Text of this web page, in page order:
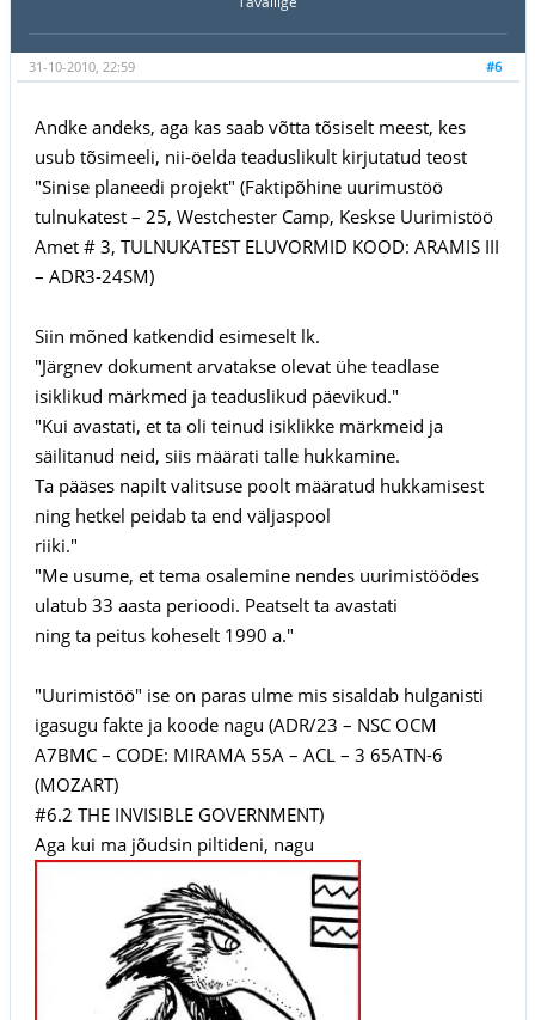
#6
31-10-2010, 22:59
Andke andeks, aga kas saab võtta tõsiselt meest, kes
usub tõsimeeli, nii-öelda teaduslikult kirjutatud teost
"Sinise planeedi projekt" (Faktipõhine uurimustöö
tulnukatest – 25, Westchester Camp, Keskse Uurimistöö
Amet # 3, TULNUKATEST ELUVORMID KOOD: ARAMIS III
– ADR3-24SM)
Siin mõned katkendid esimeselt lk.
"Järgnev dokument arvatakse olevat ühe teadlase
isiklikud märkmed ja teaduslikud päevikud."
"Kui avastati, et ta oli teinud isiklikke märkmeid ja
säilitanud neid, siis määrati talle hukkamine.
Ta pääses napilt valitsuse poolt määratud hukkamisest
ning hetkel peidab ta end väljaspool
riiki."
"Me usume, et tema osalemine nendes uurimistöödes
ulatub 33 aasta perioodi. Peatselt ta avastati
ning ta peitus koheselt 1990 a."
"Uurimistöö" ise on paras ulme mis sisaldab hulganisti
igasugu fakte ja koode nagu (ADR/23 – NSC OCM
A7BMC – CODE: MIRAMA 55A – ACL – 3 65ATN-6
(MOZART)
#6.2 THE INVISIBLE GOVERNMENT)
Aga kui ma jõudsin piltideni, nagu